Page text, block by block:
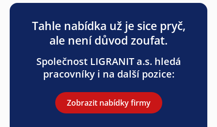
Tahle nabídka už je sice pryč,
ale není důvod zoufat.
Společnost LIGRANIT a.s. hledá
pracovníky i na další pozice:
Zobrazit nabídky firmy